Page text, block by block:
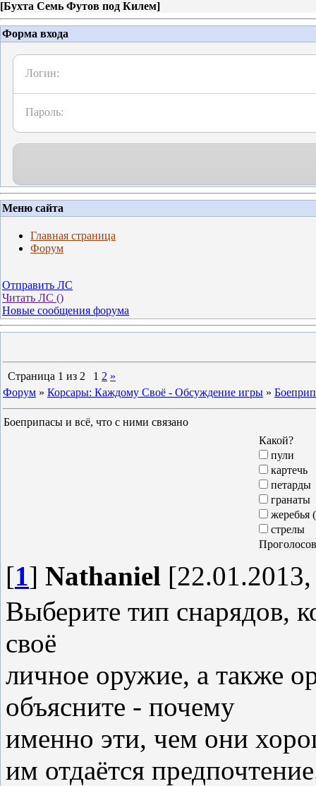
[Бухта Семь Футов под Килем]
Форма входа
Логин:
Пароль:
Меню сайта
Главная страница
Форум
Отправить ЛС
Читать ЛС ()
Новые сообщения форума
Страница 1 из 2 1 2 »
Форум » Корсары: Каждому Своё - Обсуждение игры »
Боеприпасы и всё, что с ними связано
Какой?
пули
картечь
петарды
гранаты
жеребья
стрелы
[1] Nathaniel
Выберите тип снарядов,
своё
личное оружие, а также
объясните - почему
именно эти, чем они
им отдаётся